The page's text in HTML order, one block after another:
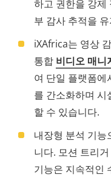
하고 권한을 강제
부 감사 추적을
iXAfrica는 영상
통합 비디오 매니
여 단일 플랫폼
를 간소화하며 시
할 수 있습니다.
내장형 분석 기
니다. 모션 트리
기능은 지속적인